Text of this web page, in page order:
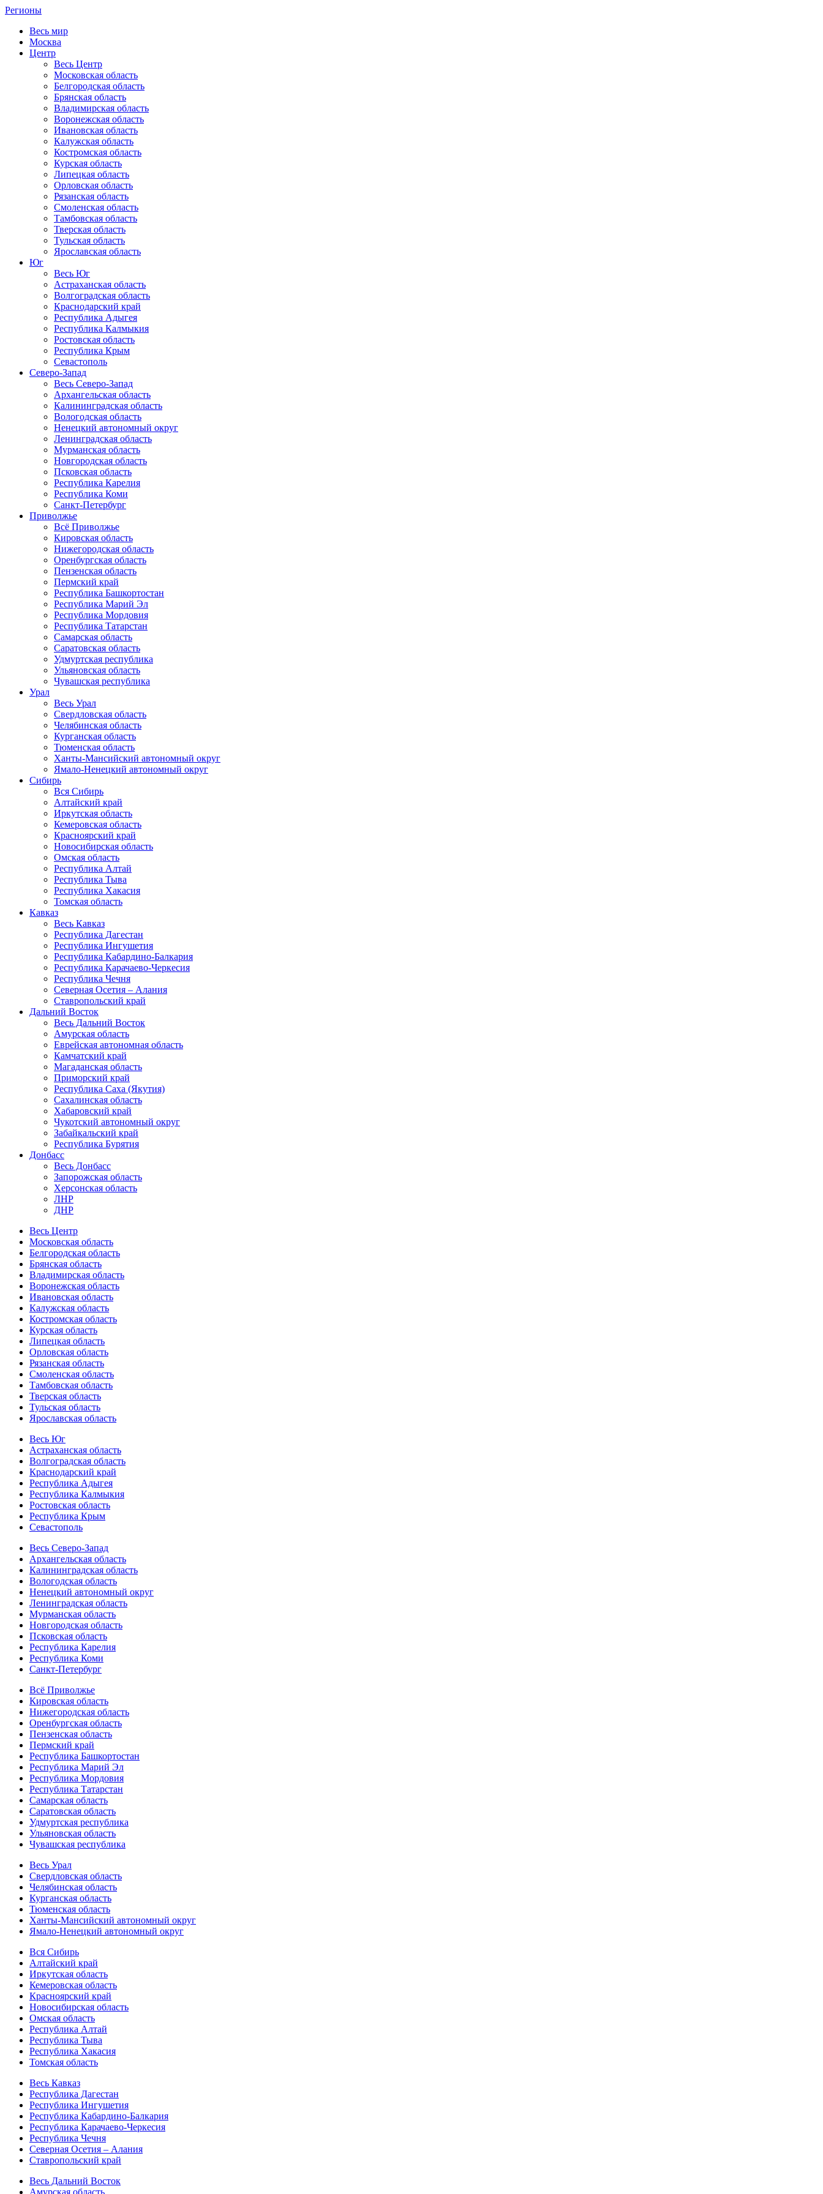
Регионы
Весь мир
Москва
Центр
Весь Центр
Московская область
Белгородская область
Брянская область
Владимирская область
Воронежская область
Ивановская область
Калужская область
Костромская область
Курская область
Липецкая область
Орловская область
Рязанская область
Смоленская область
Тамбовская область
Тверская область
Тульская область
Ярославская область
Юг
Весь Юг
Астраханская область
Волгоградская область
Краснодарский край
Республика Адыгея
Республика Калмыкия
Ростовская область
Республика Крым
Севастополь
Северо-Запад
Весь Северо-Запад
Архангельская область
Калининградская область
Вологодская область
Ненецкий автономный округ
Ленинградская область
Мурманская область
Новгородская область
Псковская область
Республика Карелия
Республика Коми
Санкт-Петербург
Приволжье
Всё Приволжье
Кировская область
Нижегородская область
Оренбургская область
Пензенская область
Пермский край
Республика Башкортостан
Республика Марий Эл
Республика Мордовия
Республика Татарстан
Самарская область
Саратовская область
Удмуртская республика
Ульяновская область
Чувашская республика
Урал
Весь Урал
Свердловская область
Челябинская область
Курганская область
Тюменская область
Ханты-Мансийский автономный округ
Ямало-Ненецкий автономный округ
Сибирь
Вся Сибирь
Алтайский край
Иркутская область
Кемеровская область
Красноярский край
Новосибирская область
Омская область
Республика Алтай
Республика Тыва
Республика Хакасия
Томская область
Кавказ
Весь Кавказ
Республика Дагестан
Республика Ингушетия
Республика Кабардино-Балкария
Республика Карачаево-Черкесия
Республика Чечня
Северная Осетия – Алания
Ставропольский край
Дальний Восток
Весь Дальний Восток
Амурская область
Еврейская автономная область
Камчатский край
Магаданская область
Приморский край
Республика Саха (Якутия)
Сахалинская область
Хабаровский край
Чукотский автономный округ
Забайкальский край
Республика Бурятия
Донбасс
Весь Донбасс
Запорожская область
Херсонская область
ЛНР
ДНР
Весь Центр
Московская область
Белгородская область
Брянская область
Владимирская область
Воронежская область
Ивановская область
Калужская область
Костромская область
Курская область
Липецкая область
Орловская область
Рязанская область
Смоленская область
Тамбовская область
Тверская область
Тульская область
Ярославская область
Весь Юг
Астраханская область
Волгоградская область
Краснодарский край
Республика Адыгея
Республика Калмыкия
Ростовская область
Республика Крым
Севастополь
Весь Северо-Запад
Архангельская область
Калининградская область
Вологодская область
Ненецкий автономный округ
Ленинградская область
Мурманская область
Новгородская область
Псковская область
Республика Карелия
Республика Коми
Санкт-Петербург
Всё Приволжье
Кировская область
Нижегородская область
Оренбургская область
Пензенская область
Пермский край
Республика Башкортостан
Республика Марий Эл
Республика Мордовия
Республика Татарстан
Самарская область
Саратовская область
Удмуртская республика
Ульяновская область
Чувашская республика
Весь Урал
Свердловская область
Челябинская область
Курганская область
Тюменская область
Ханты-Мансийский автономный округ
Ямало-Ненецкий автономный округ
Вся Сибирь
Алтайский край
Иркутская область
Кемеровская область
Красноярский край
Новосибирская область
Омская область
Республика Алтай
Республика Тыва
Республика Хакасия
Томская область
Весь Кавказ
Республика Дагестан
Республика Ингушетия
Республика Кабардино-Балкария
Республика Карачаево-Черкесия
Республика Чечня
Северная Осетия – Алания
Ставропольский край
Весь Дальний Восток
Амурская область